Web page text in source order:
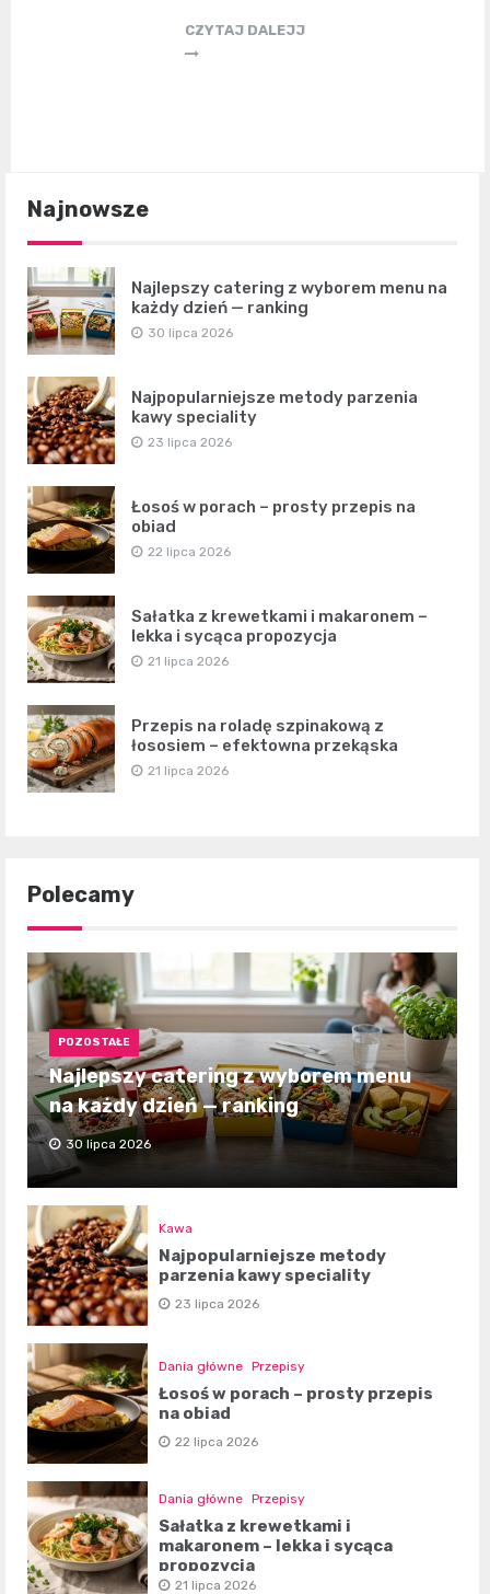
CZYTAJ DALEJJ
Najnowsze
Najlepszy catering z wyborem menu na
każdy dzień — ranking
30 lipca 2026
Najpopularniejsze metody parzenia
kawy speciality
23 lipca 2026
Łosoś w porach – prosty przepis na
obiad
22 lipca 2026
Sałatka z krewetkami i makaronem –
lekka i sycąca propozycja
21 lipca 2026
Przepis na roladę szpinakową z
łososiem – efektowna przekąska
21 lipca 2026
Polecamy
POZOSTAŁE
Najlepszy catering z wyborem menu
na każdy dzień — ranking
30 lipca 2026
Kawa
Najpopularniejsze metody
parzenia kawy speciality
23 lipca 2026
Dania główne Przepisy
Łosoś w porach – prosty przepis
na obiad
22 lipca 2026
Dania główne Przepisy
Sałatka z krewetkami i
makaronem – lekka i sycąca
propozycja
21 lipca 2026